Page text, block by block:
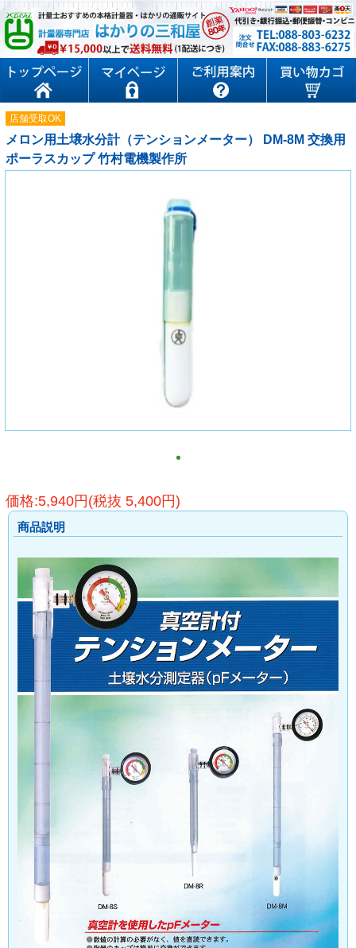
店舗受取OK
メロン用土壌水分計（テンションメーター） DM-8M 交換用
ポーラスカップ 竹村電機製作所
価格:5,940円(税抜 5,400円)
商品説明